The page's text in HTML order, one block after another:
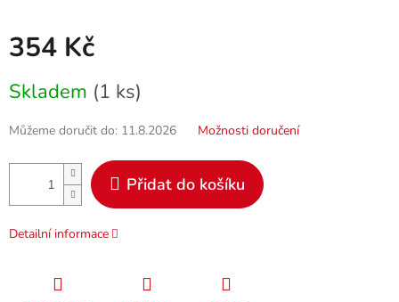
354 Kč
cena:
Skladem (1 ks)
Můžeme doručit do: 11.8.2026 Možnosti doručení
Přidat do košíku
Detailní informace